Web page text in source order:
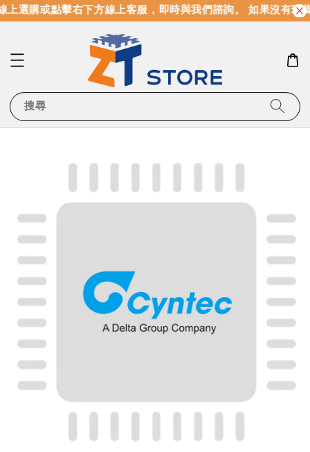
選購或點擊右下方線上客服，即時與我們諮詢。 如果沒有現
搜尋